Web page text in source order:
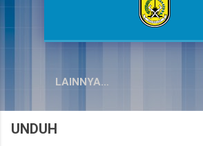
LAINNYA…
UNDUH